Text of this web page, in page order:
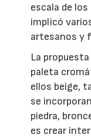
escala de
implicó
artesanos y
La
paleta
ellos beige,
se
piedra,
es crear